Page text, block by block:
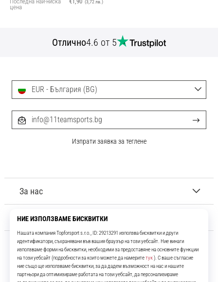
цена
(3,72 лв.)
Отлично4.6 от 5
11teamsports.bg
Повече от 16 години ние сме ваши съотборници, представяйки ви
За нас
Обслужване на клиенти
EUR - България (BG)
info@11teamsports.bg
Изпрати заявка за теглене